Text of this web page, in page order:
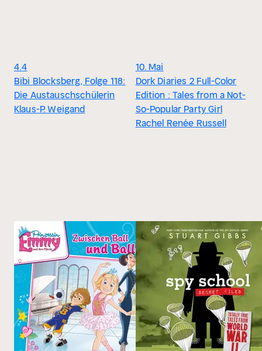
4.4
Bibi Blocksberg, Folge 118:
Die Austauschschülerin
Klaus-P. Weigand
10. Mai
Dork Diaries 2 Full-Color
Edition : Tales from a Not-
So-Popular Party Girl
Rachel Renée Russell